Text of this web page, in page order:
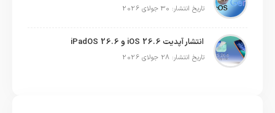
تاریخ انتشار: 30 جولای 2026
انتشار آپدیت iOS 26.6 و iPadOS 26.6
تاریخ انتشار: 28 جولای 2026